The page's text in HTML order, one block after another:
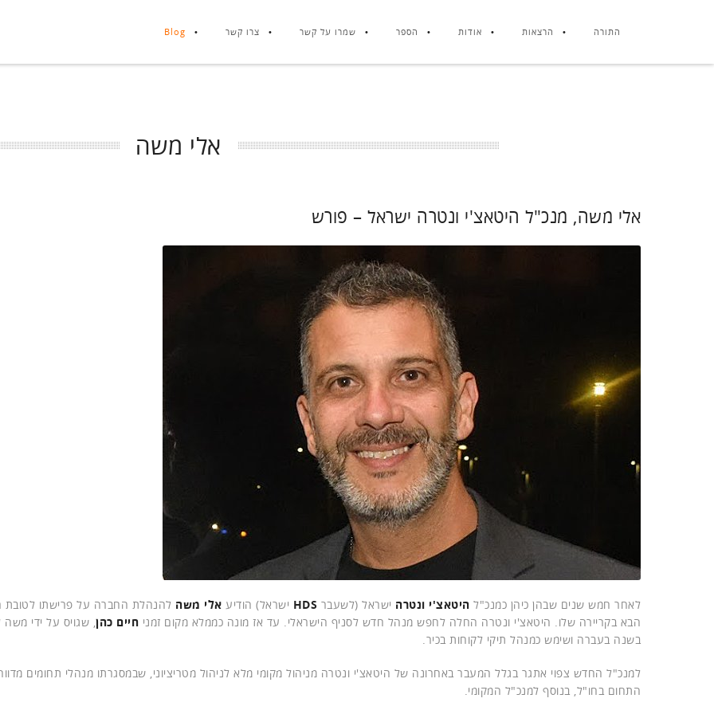
התורה הרצאות אודות הספר שמרו על קשר צרו קשר Blog
אלי משה
אלי משה, מנכ"ל היטאצ'י ונטרה ישראל – פורש
לאחר חמש שנים שבהן כיהן כמנכ"ל היטאצ'י ונטרה ישראל (לשעבר HDS ישראל) הודיע אלי משה להנהלת החברה על פרישתו
הבא בקריירה שלו. היטאצ'י ונטרה החלה לחפש מנהל חדש לסניף הישראלי. עד אז מונה כממלא מקום זמני חיים כהן, שגויס על ידי
בשנה בעברה ושימש כמנהל תיקי לקוחות בכיר.
למנכ"ל החדש צפוי אתגר בגלל המעבר באחרונה של היטאצ'י ונטרה מניהול מקומי מלא לניהול מטריציוני, שבמסגרתו מנהלי תחומים
התחום בחו"ל, בנוסף למנכ"ל המקומי.